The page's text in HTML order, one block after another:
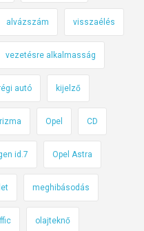
alvázszám visszaélés
vezetésre alkalmasság
autó kijelző
Opel CD
id.7 Opel Astra
meghibásodás
olajteknő